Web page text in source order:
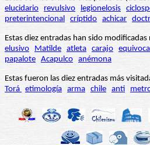
elucidario
revulsivo legionelosis
preterintencional
críptido achicar
Estas diez entradas han sido
elusivo
Matilde atleta carajo
papalote Acapulco anémona
Estas fueron las diez entradas más
Torá etimología arma chile anti